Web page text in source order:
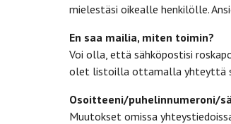
mielestäsi oikealle henkilölle.
En saa mailia, miten toimin?
Voi olla, että sähköpostisi
olet listoilla ottamalla yhteyttä
Osoitteeni/puhelinnumeroni/
Muutokset omissa